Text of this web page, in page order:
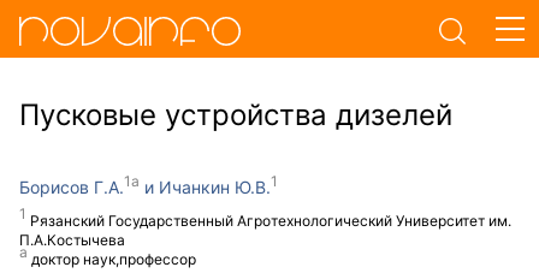
Пусковые устройства дизелей
Борисов Г.А.
Рязанский Государственный Агротехнологический Университет им.
П.А.Костычева
доктор наук,профессор
Ичанкин Ю.В.